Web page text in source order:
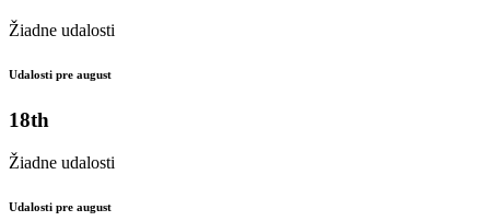
Žiadne udalosti
Udalosti pre august
18th
Žiadne udalosti
Udalosti pre august